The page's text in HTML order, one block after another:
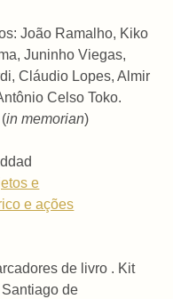
João Ramalho, Kiko
Juninho Viegas,
Cláudio Lopes, Almir
Celso Toko.
in memorian)
e
e ações
de livro . Kit
de